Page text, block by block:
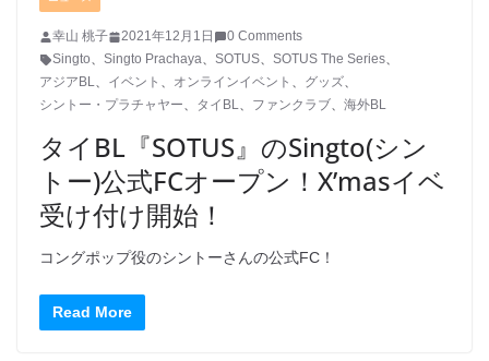
幸山 桃子 2021年12月1日
0 Comments
Singto、 Singto Prachaya、 SOTUS、 SOTUS The Series、
アジアBL、 イベント 、 オンラインイベント 、 グッズ、
シントー・プラチャヤー、 タイBL、 ファンクラブ、 海外BL
タイBL『SOTUS』のSingto(シン
トー)公式FCオープン！X’masイベ
受け付け開始！
コングポップ役のシントーさんの公式FC！
Read More